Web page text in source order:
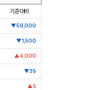
기준대비
▼59,000
▼1,500
▲4,000
▼35
▲5